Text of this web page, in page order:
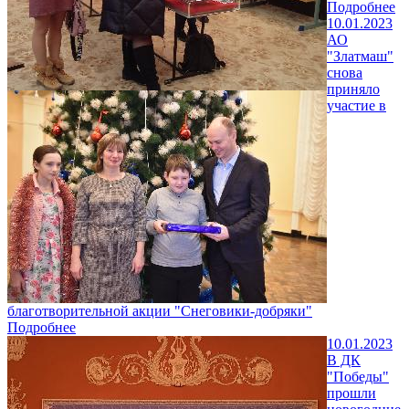
Подробнее
10.01.2023
АО
"Златмаш"
снова
приняло
участие в
благотворительной акции "Снеговики-добряки"
Подробнее
10.01.2023
В ДК
"Победы"
прошли